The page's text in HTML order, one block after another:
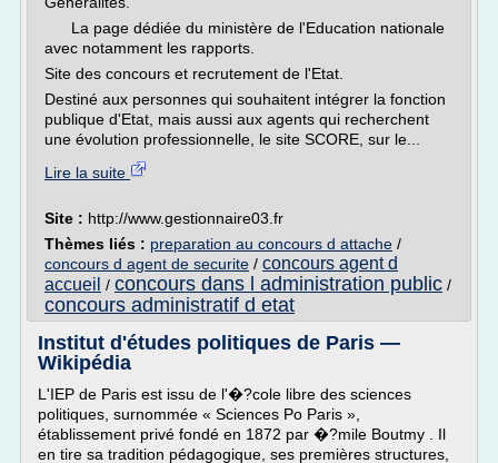
La page dédiée du ministère de l'Education nationale
avec notamment les rapports.
Site des concours et recrutement de l'Etat.
Destiné aux personnes qui souhaitent intégrer la fonction
publique d'Etat, mais aussi aux agents qui recherchent
une évolution professionnelle, le site SCORE, sur le...
Lire la suite
Site : http://www.gestionnaire03.fr
Thèmes liés : preparation au concours d attache /
concours d agent de securite / concours agent d
accueil / concours dans l administration public /
concours administratif d etat
Institut d'études politiques de Paris —
Wikipédia
L'IEP de Paris est issu de l'�?cole libre des sciences
politiques, surnommée « Sciences Po Paris »,
établissement privé fondé en 1872 par �?mile Boutmy . Il
en tire sa tradition pédagogique, ses premières structures,